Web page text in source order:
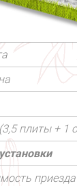
(3,5 плиты + 1